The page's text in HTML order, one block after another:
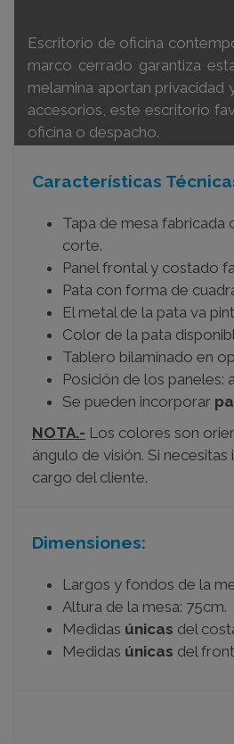
Escritorio de oficina
marco cerrado garantiza
melamina aportan
accesorios, este escritorio
oficina o despacho.
Características
Tapa de mesa fabricada
corte.
Panel frontal y costado
Pata con forma de
El metal de la pata va
Color de la pata
Tablero bilaminado en
Posición de los paneles:
Se pueden incorporar
NOTA.- Los colores son
ángulo de visión. Si
cargo del cliente.
Dimensiones:
Largos y fondos de la
Altura de la mesa: 75cm.
Medidas únicas del
Medidas únicas del